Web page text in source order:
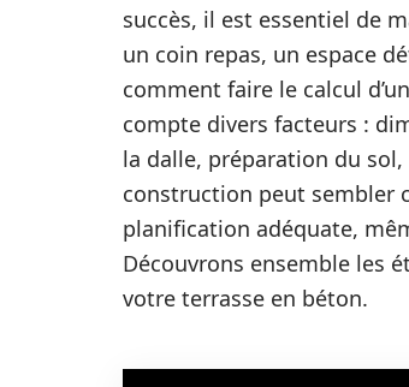
succès, il est essentiel de
un coin repas, un espace
comment faire le calcul
compte divers facteurs :
la dalle, préparation du sol,
construction peut sembler
planification adéquate,
Découvrons ensemble les
votre terrasse en béton.